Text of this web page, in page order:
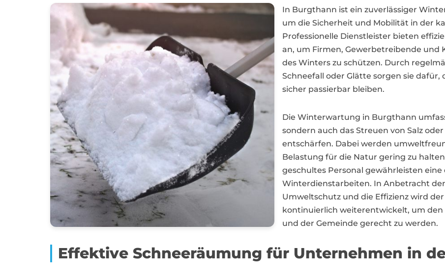
In Burgthann ist ein zuverlässiger
um die Sicherheit und Mobilität in der
Professionelle Dienstleister bieten
an, um Firmen, Gewerbetreibende
des Winters zu schützen. Durch
Schneefall oder Glätte sorgen sie
sicher passierbar bleiben.
Die Winterwartung in Burgthann
sondern auch das Streuen von Salz
entschärfen. Dabei werden
Belastung für die Natur gering zu
geschultes Personal gewährleisten
Winterdienstarbeiten. In Anbetracht
Umweltschutz und die Effizienz wird
kontinuierlich weiterentwickelt, um
und der Gemeinde gerecht zu werden.
Effektive Schneeräumung für Unternehmen in